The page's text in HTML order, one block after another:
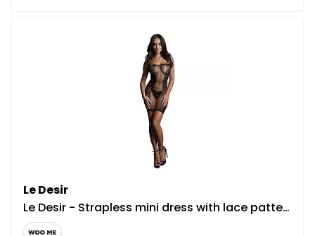
Le Desir
Le Desir - Strapless mini dress with lace pattern